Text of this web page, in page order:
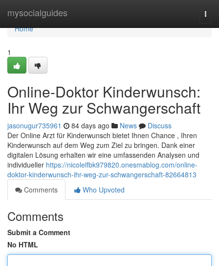
mysocialguides
Home
Home
1
Online-Doktor Kinderwunsch:
Ihr Weg zur Schwangerschaft
jasonugur735961 84 days ago News
Discuss
Der Online Arzt für Kinderwunsch bietet Ihnen Chance , Ihren
Kinderwunsch auf dem Weg zum Ziel zu bringen. Dank einer
digitalen Lösung erhalten wir eine umfassenden Analysen und
individueller https://nicolelfbk979820.onesmablog.com/online-
doktor-kinderwunsch-ihr-weg-zur-schwangerschaft-82664813
Comments
Who Upvoted
Comments
Submit a Comment
No HTML